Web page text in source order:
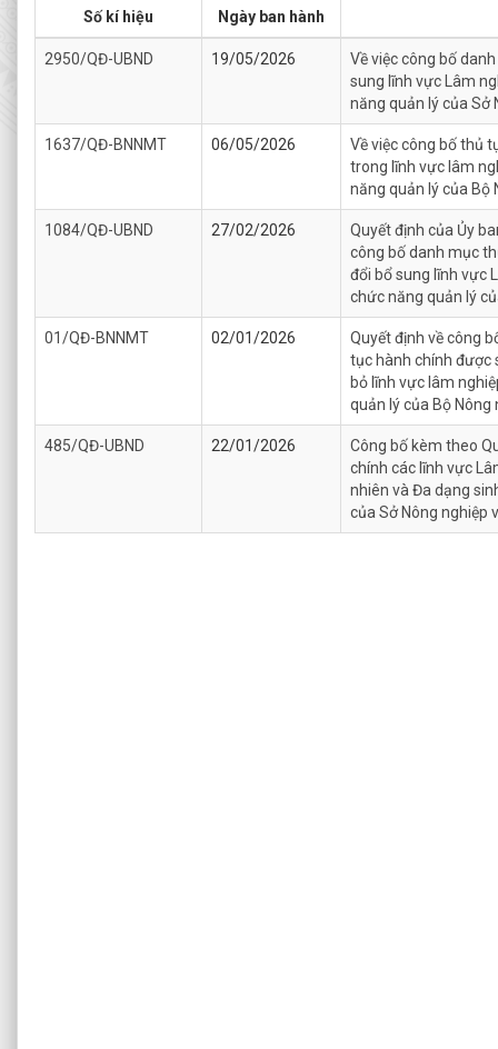
Số kí hiệu Ngày ban hành
2950/QĐ-UBND 19/05/2026
Về việc công bố
sung lĩnh vực Lâm
năng quản lý của Sở
1637/QĐ-BNNMT 06/05/2026
Về việc công bố thủ
trong lĩnh vực lâm
năng quản lý của Bộ
1084/QĐ-UBND 27/02/2026
Quyết định của Ủy
công bố danh mục
đổi bổ sung lĩnh vực
chức năng quản lý
01/QĐ-BNNMT 02/01/2026
Quyết định về công
tục hành chính được
bỏ lĩnh vực lâm
quản lý của Bộ
485/QĐ-UBND 22/01/2026
Công bố kèm theo
chính các lĩnh vực
nhiên và Đa dạng
của Sở Nông nghiệp